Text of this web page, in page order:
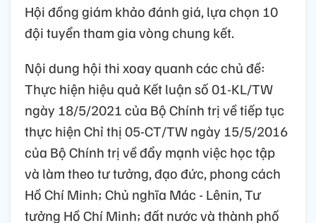
Hội đồng giám khảo đánh giá, lựa chọn 10
đội tuyển tham gia vòng chung kết.
Nội dung hội thi xoay quanh các chủ đề:
Thực hiện hiệu quả Kết luận số 01-KL/TW
ngày 18/5/2021 của Bộ Chính trị về tiếp tục
thực hiện Chỉ thị 05-CT/TW ngày 15/5/2016
của Bộ Chính trị về đẩy mạnh việc học tập
và làm theo tư tưởng, đạo đức, phong cách
Hồ Chí Minh; Chủ nghĩa Mác - Lênin, Tư
tưởng Hồ Chí Minh; đất nước và thành phố